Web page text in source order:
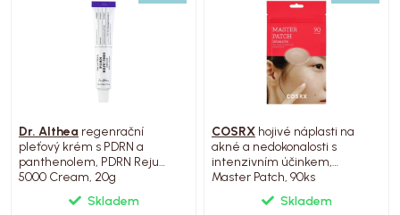
Dr. Althea regenrační
pleťový krém s PDRN a
panthenolem, PDRN Reju
5000 Cream, 20g
Skladem
COSRX hojivé náplasti na
akné a nedokonalosti s
intenzivním účinkem,
Master Patch, 90ks
Skladem